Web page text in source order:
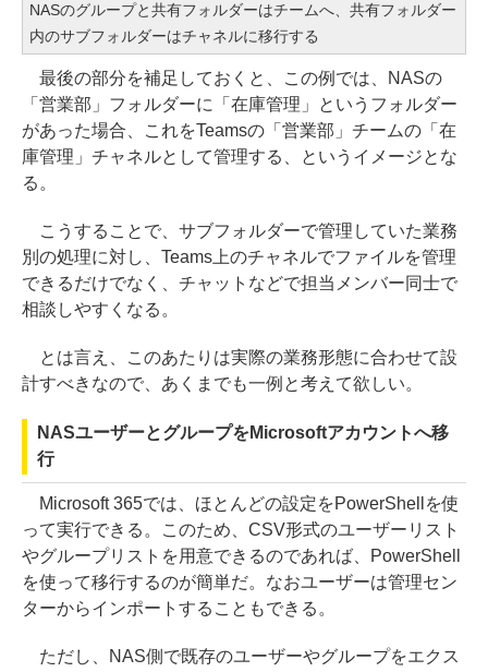
NASのグループと共有フォルダーはチームへ、共有フォルダー
内のサブフォルダーはチャネルに移行する
最後の部分を補足しておくと、この例では、NASの
「営業部」フォルダーに「在庫管理」というフォルダー
があった場合、これをTeamsの「営業部」チームの「在
庫管理」チャネルとして管理する、というイメージとな
る。
こうすることで、サブフォルダーで管理していた業務
別の処理に対し、Teams上のチャネルでファイルを管理
できるだけでなく、チャットなどで担当メンバー同士で
相談しやすくなる。
とは言え、このあたりは実際の業務形態に合わせて設
計すべきなので、あくまでも一例と考えて欲しい。
NASユーザーとグループをMicrosoftアカウントへ移
行
Microsoft 365では、ほとんどの設定をPowerShellを使
って実行できる。このため、CSV形式のユーザーリスト
やグループリストを用意できるのであれば、PowerShell
を使って移行するのが簡単だ。なおユーザーは管理セン
ターからインポートすることもできる。
ただし、NAS側で既存のユーザーやグループをエクス